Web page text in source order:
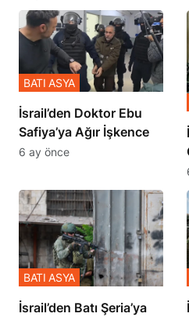
İsrail’den Doktor Ebu
Safiya’ya Ağır İşkence
BATI ASYA
6 ay önce
​​​​​​​İsrail’den Batı Şeria’ya
BATI ASYA